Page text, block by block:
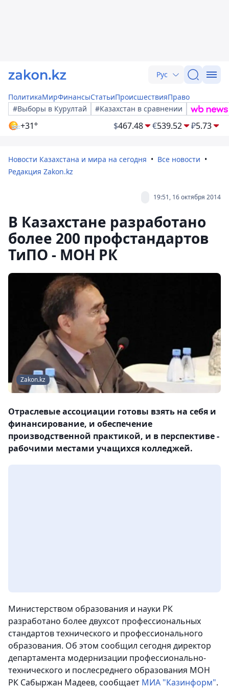
Рус
ПолитикаМирФинансыСтатьиПроисшествияПраво
#Выборы в Курултай
#Казахстан в сравнении
+31° $467.48 €539.52 ₽5.73
Новости Казахстана и мира на сегодня
Все новости
Редакция Zakon.kz
19:51, 16 октября 2014
В Казахстане разработано
более 200 профстандартов
ТиПО - МОН РК
Zakon.kz
Отраслевые ассоциации готовы взять на себя и
финансирование, и обеспечение
производственной практикой, и в перспективе -
рабочими местами учащихся колледжей.
Министерством образования и науки РК
разработано более двухсот профессиональных
стандартов технического и профессионального
образования. Об этом сообщил сегодня директор
департамента модернизации профессионально-
технического и послесреднего образования МОН
РК Сабыржан Мадеев, сообщает МИА "Казинформ".